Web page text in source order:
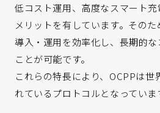
低コスト運用、高度なスマート
メリットを有しています。その
導入・運用を効率化し、長期的
ことが可能です。
これらの特長により、OCPPは世
れているプロトコルとなっていま